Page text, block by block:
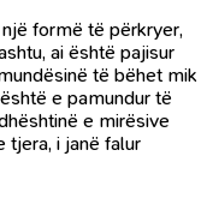
formë të përkryer,
ai është pajisur
të bëhet mik
e pamundur të
e mirësive
tjera, i janë falur